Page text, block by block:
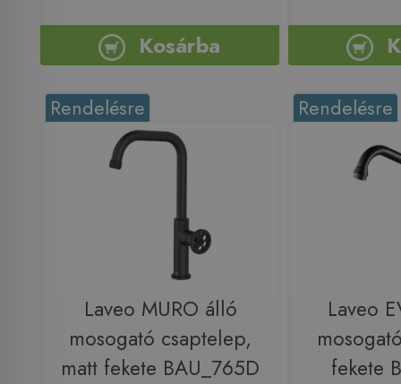
Kosárba
Rendelésre
Laveo MURO álló
mosogató csaptelep,
matt fekete BAU_765D
Rendelésre
Laveo
fekete